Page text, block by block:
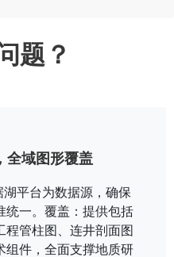
题？
全域图形覆盖
湖平台为数据源，确保
统一。覆盖：提供包括
程管柱图、连井剖面图
组件，全面支撑地质研